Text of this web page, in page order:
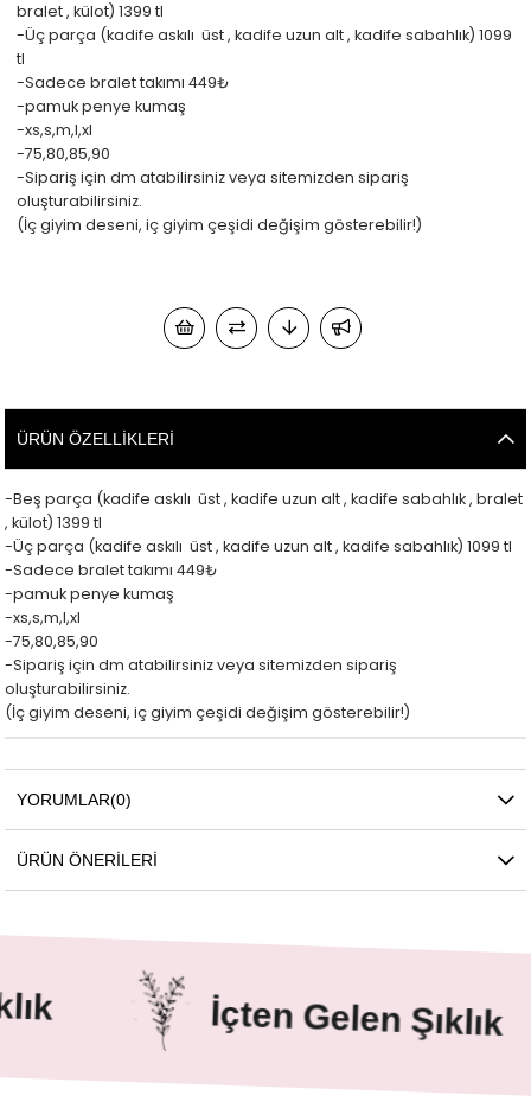
bralet , külot) 1399 tl
-Üç parça (kadife askılı üst , kadife uzun alt , kadife sabahlık) 1099
tl
-Sadece bralet takımı 449₺
-pamuk penye kumaş
-xs,s,m,l,xl
-75,80,85,90
-Sipariş için dm atabilirsiniz veya sitemizden sipariş
oluşturabilirsiniz.
(İç giyim deseni, iç giyim çeşidi değişim gösterebilir!)
ÜRÜN ÖZELLIKLERI
-Beş parça (kadife askılı üst , kadife uzun alt , kadife sabahlık , bralet
, külot) 1399 tl
-Üç parça (kadife askılı üst , kadife uzun alt , kadife sabahlık) 1099 tl
-Sadece bralet takımı 449₺
-pamuk penye kumaş
-xs,s,m,l,xl
-75,80,85,90
-Sipariş için dm atabilirsiniz veya sitemizden sipariş
oluşturabilirsiniz.
(İç giyim deseni, iç giyim çeşidi değişim gösterebilir!)
YORUMLAR(0)
ÜRÜN ÖNERILERI
İçten Gelen Şıklık